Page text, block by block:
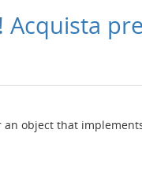
object that